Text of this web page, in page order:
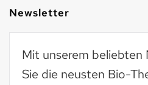
Newsletter
Mit unserem
Sie die neusten Bio-